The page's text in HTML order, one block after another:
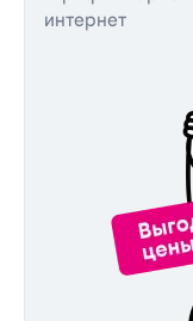
интернет